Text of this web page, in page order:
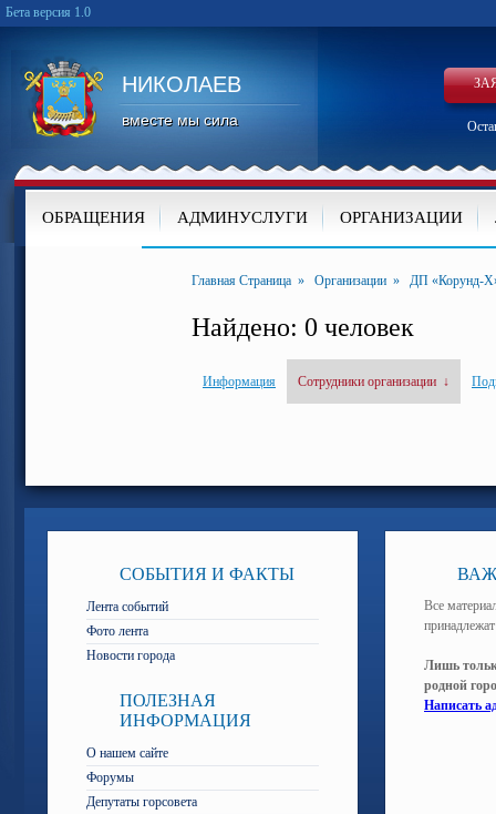
Бета версия 1.0
НИКОЛАЕВ
вместе мы сила
ОБРАЩЕНИЯ АДМИНУСЛУГИ ОРГАНИЗАЦИИ
Главная Страница » Организации » ДП «Корунд-
Найдено: 0 человек
Информация Сотрудники организации ↓
СОБЫТИЯ И ФАКТЫ
Лента событий
Фото лента
Новости города
ПОЛЕЗНАЯ
ИНФОРМАЦИЯ
О нашем сайте
Форумы
Депутаты горсовета
Все
Лишь
родной
Написать